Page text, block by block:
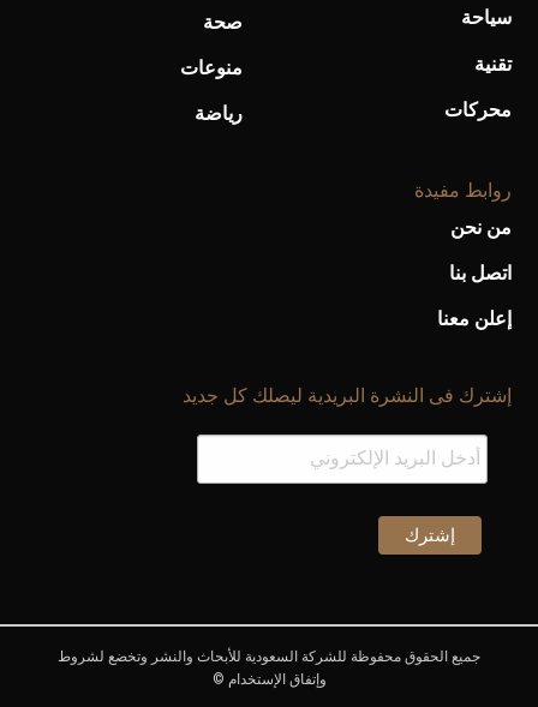
سياحة
تقنية
محركات
صحة
منوعات
رياضة
روابط مفيدة
من نحن
اتصل بنا
إعلن معنا
إشترك فى النشرة البريدية ليصلك كل جديد
جميع الحقوق محفوظة للشركة السعودية للأبحاث والنشر وتخضع لشروط
وإتفاق الإستخدام ©